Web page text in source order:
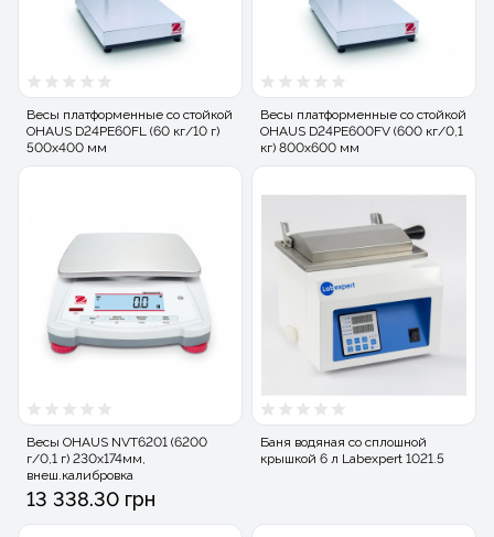
Весы платформенные со стойкой
OHAUS D24PE60FL (60 кг/10 г)
500х400 мм
Весы платформенные со стойкой
OHAUS D24PE600FV (600 кг/0,1
кг) 800x600 мм
Весы OHAUS NVТ6201 (6200
г/0,1 г) 230x174мм,
внеш.калибровка
13 338.30 грн
Баня водяная со сплошной
крышкой 6 л Labexpert 1021.5